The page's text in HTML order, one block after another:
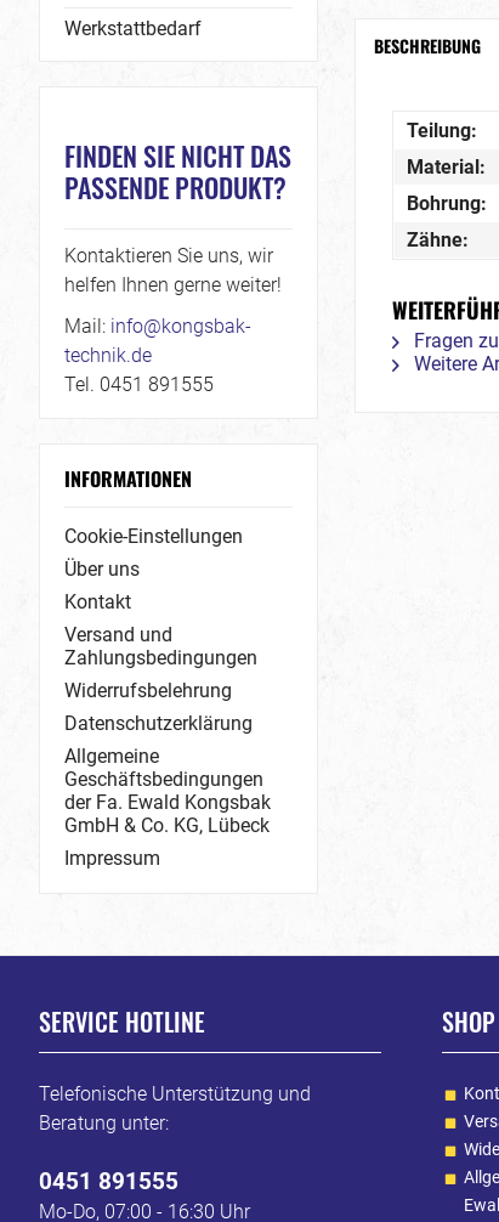
Werkstattbedarf
FINDEN SIE NICHT DAS
PASSENDE PRODUKT?
Kontaktieren Sie uns, wir
helfen Ihnen gerne weiter!
Mail: info@kongsbak-
technik.de
Tel. 0451 891555
INFORMATIONEN
Cookie-Einstellungen
Über uns
Kontakt
Versand und
Zahlungsbedingungen
Widerrufsbelehrung
Datenschutzerklärung
Allgemeine
Geschäftsbedingungen
der Fa. Ewald Kongsbak
GmbH & Co. KG, Lübeck
Impressum
BESCHREIBUNG
Teilung:
Material:
Bohrung:
Zähne:
Fragen
Weitere
SERVICE HOTLINE
Telefonische Unterstützung und
Beratung unter:
0451 891555
Mo-Do, 07:00 - 16:30 Uhr